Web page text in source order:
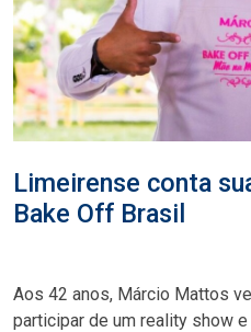
Limeirense conta
Bake Off Brasil
Aos 42 anos, Márcio Mattos
participar de um reality show